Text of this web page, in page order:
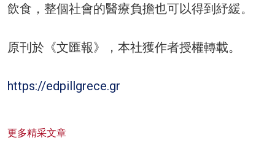
飲食，整個社會的醫療負擔也可以得到紓緩。
原刊於《文匯報》，本社獲作者授權轉載。
https://edpillgrece.gr
更多精采文章